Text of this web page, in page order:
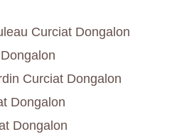
Curciat Dongalon
Curciat Dongalon
Dongalon
Dongalon